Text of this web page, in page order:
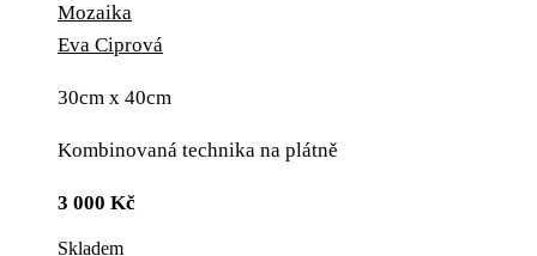
Mozaika
Eva Ciprová
30cm x 40cm
Kombinovaná technika na plátně
3 000 Kč
Skladem